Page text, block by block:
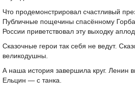
Что продемонстрировал счастливый
Публичные пощечины спасённому
России приветствовал эту выходку
Сказочные герои так себя не ведут.
великодушны.
А наша история завершила круг. Ленин
Ельцин — с танка.